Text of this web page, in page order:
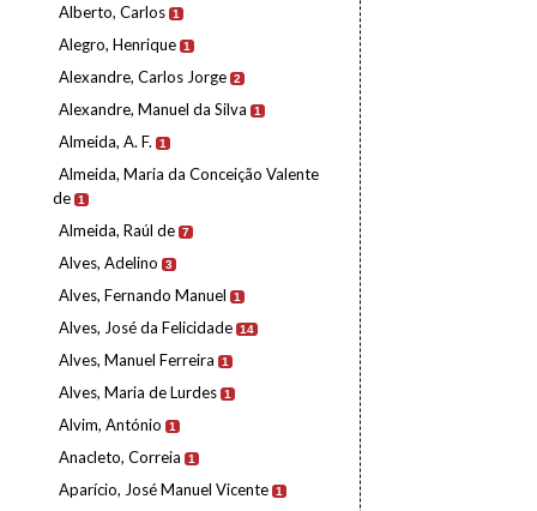
Alberto, Carlos 1
Alegro, Henrique 1
Alexandre, Carlos Jorge 2
Alexandre, Manuel da Silva 1
Almeida, A. F. 1
Almeida, Maria da Conceição Valente
de 1
Almeida, Raúl de 7
Alves, Adelino 3
Alves, Fernando Manuel 1
Alves, José da Felicidade 14
Alves, Manuel Ferreira 1
Alves, Maria de Lurdes 1
Alvim, António 1
Anacleto, Correia 1
Aparício, José Manuel Vicente 1